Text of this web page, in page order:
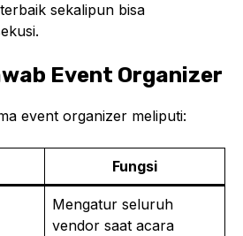
sekalipun bisa
Event Organizer
event organizer meliputi:
Fungsi
Mengatur seluruh
vendor saat acara